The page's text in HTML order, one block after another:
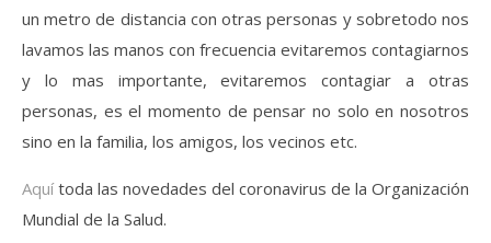
un metro de distancia con otras personas y sobretodo nos
lavamos las manos con frecuencia evitaremos contagiarnos
y lo mas importante, evitaremos contagiar a otras
personas, es el momento de pensar no solo en nosotros
sino en la familia, los amigos, los vecinos etc.
Aquítoda las novedades del coronavirus de la Organización
Mundial de la Salud.